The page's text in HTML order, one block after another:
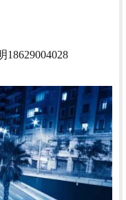
18629004028